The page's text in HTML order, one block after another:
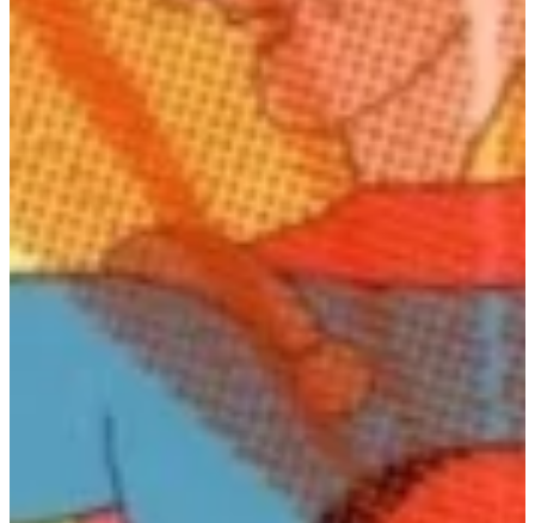
Colecionáveis
Cursos On line
E-Books
Eventos
Podcast